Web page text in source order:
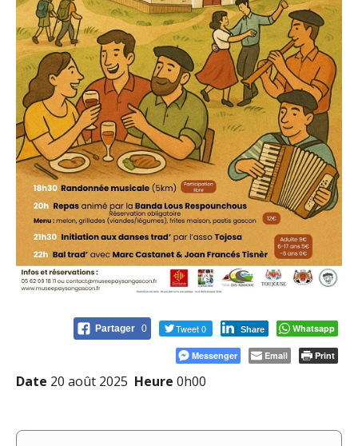
Partager 0 Tweet 0 Share Whatsapp
Messenger Email Print
Date 20 août 2025 Heure 0h00